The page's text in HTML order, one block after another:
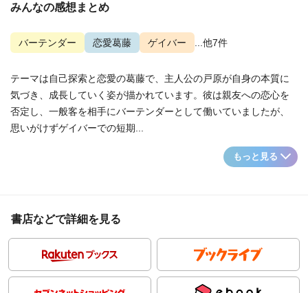
みんなの感想まとめ
バーテンダー 恋愛葛藤 ゲイバー ...他7件
テーマは自己探索と恋愛の葛藤で、主人公の戸原が自身の本質に
気づき、成長していく姿が描かれています。彼は親友への恋心を
否定し、一般客を相手にバーテンダーとして働いていましたが、
思いがけずゲイバーでの短期...
もっと見る
書店などで詳細を見る